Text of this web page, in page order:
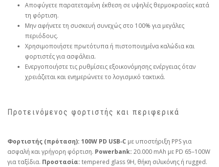
Αποφύγετε παρατεταμένη έκθεση σε υψηλές θερμοκρασίες κατά
τη φόρτιση.
Μην αφήνετε τη συσκευή συνεχώς στο 100% για μεγάλες
περιόδους.
Χρησιμοποιήστε πρωτότυπα ή πιστοποιημένα καλώδια και
φορτιστές για ασφάλεια.
Ενεργοποιήστε τις ρυθμίσεις εξοικονόμησης ενέργειας όταν
χρειάζεται και ενημερώνετε το λογισμικό τακτικά.
Προτεινόμενος φορτιστής και περιφερικά
Φορτιστής (πρόταση): 100W PD USB‑C με υποστήριξη PPS για
ασφαλή και γρήγορη φόρτιση. Powerbank: 20.000 mAh με PD 65–100W
για ταξίδια. Προστασία: tempered glass 9H, θήκη σιλικόνης ή rugged.